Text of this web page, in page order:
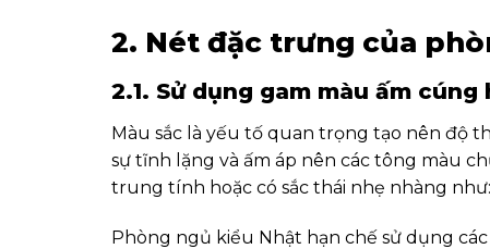
2. Nét đặc trưng của
2.1. Sử dụng gam màu ấm
Màu sắc là yếu tố quan trọng tạo nên độ
sự tĩnh lặng và ấm áp nên các tông màu
trung tính hoặc có sắc thái nhẹ nhàng
Phòng ngủ kiểu Nhật hạn chế sử dụng